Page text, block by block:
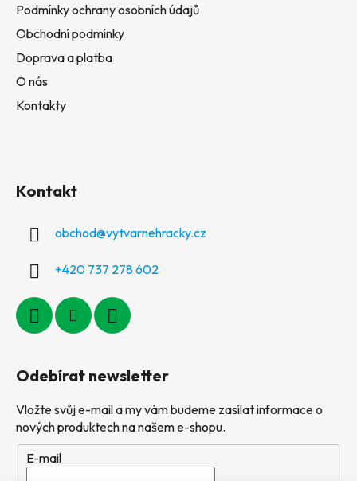
Podmínky ochrany osobních údajů
Obchodní podmínky
Doprava a platba
O nás
Kontakty
Kontakt
obchod@vytvarnehracky.cz
+420 737 278 602
Odebírat newsletter
Vložte svůj e-mail a my vám budeme zasílat informace o
nových produktech na našem e-shopu.
E-mail